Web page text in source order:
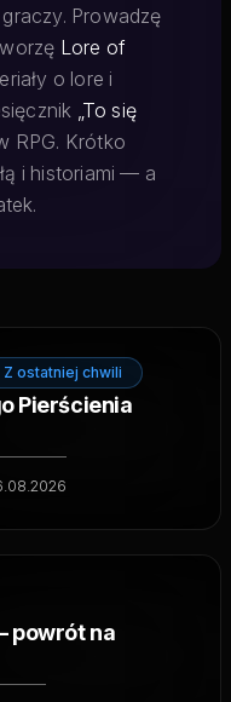
Prowadzę
Lore of
o lore i
„To się
RPG. Krótko
i historiami — a
Z ostatniej chwili
Pierścienia
powrót na